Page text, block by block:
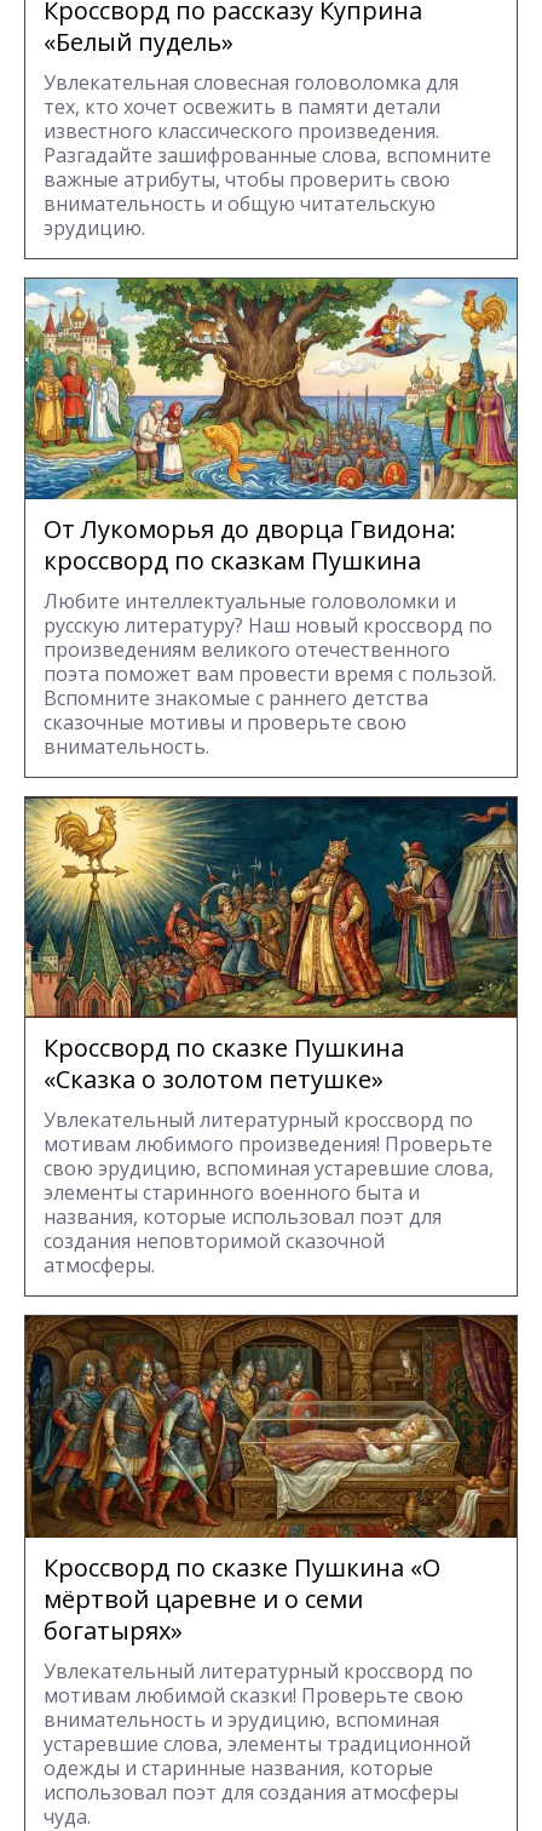
Кроссворд по рассказу Куприна
«Белый пудель»
Увлекательная словесная головоломка для
тех, кто хочет освежить в памяти детали
известного классического произведения.
Разгадайте зашифрованные слова, вспомните
важные атрибуты, чтобы проверить свою
внимательность и общую читательскую
эрудицию.
От Лукоморья до дворца Гвидона:
кроссворд по сказкам Пушкина
Любите интеллектуальные головоломки и
русскую литературу? Наш новый кроссворд по
произведениям великого отечественного
поэта поможет вам провести время с пользой.
Вспомните знакомые с раннего детства
сказочные мотивы и проверьте свою
внимательность.
Кроссворд по сказке Пушкина
«Сказка о золотом петушке»
Увлекательный литературный кроссворд по
мотивам любимого произведения! Проверьте
свою эрудицию, вспоминая устаревшие слова,
элементы старинного военного быта и
названия, которые использовал поэт для
создания неповторимой сказочной
атмосферы.
Кроссворд по сказке Пушкина «О
мёртвой царевне и о семи
богатырях»
Увлекательный литературный кроссворд по
мотивам любимой сказки! Проверьте свою
внимательность и эрудицию, вспоминая
устаревшие слова, элементы традиционной
одежды и старинные названия, которые
использовал поэт для создания атмосферы
чуда.